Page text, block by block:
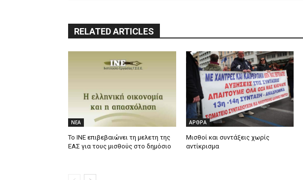
RELATED ARTICLES
ΝΕΑ
Το ΙΝΕ επιβεβαιώνει τη μελετη της
ΕΑΣ για τους μισθούς στο δημόσιο
ΑΡΘΡΑ
Μισθοί και συντάξεις χωρίς
αντίκρισμα